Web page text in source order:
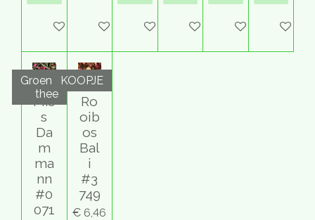
In winkelwagenIn winkelwagenIn winkelwagenHoud mij op de hoogte
In winkelwagen
In
Groene
thee
Mis
s
Da
m
ma
nn
#0
071
KOOPJE
Ro
oib
os
Bal
i
#3
749
€ 6,46